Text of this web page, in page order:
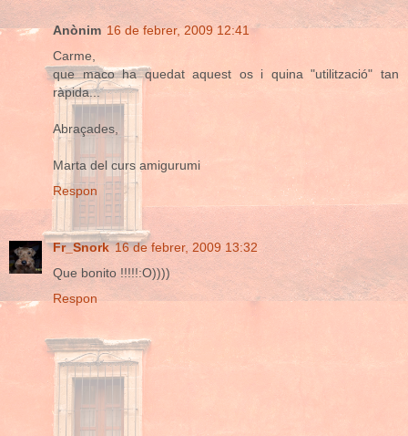
Anònim 16 de febrer, 2009 12:41
Carme,
que maco ha quedat aquest os i quina "utilització" tan
ràpida...
Abraçades,
Marta del curs amigurumi
Respon
Fr_Snork 16 de febrer, 2009 13:32
Que bonito !!!!!:O))))
Respon